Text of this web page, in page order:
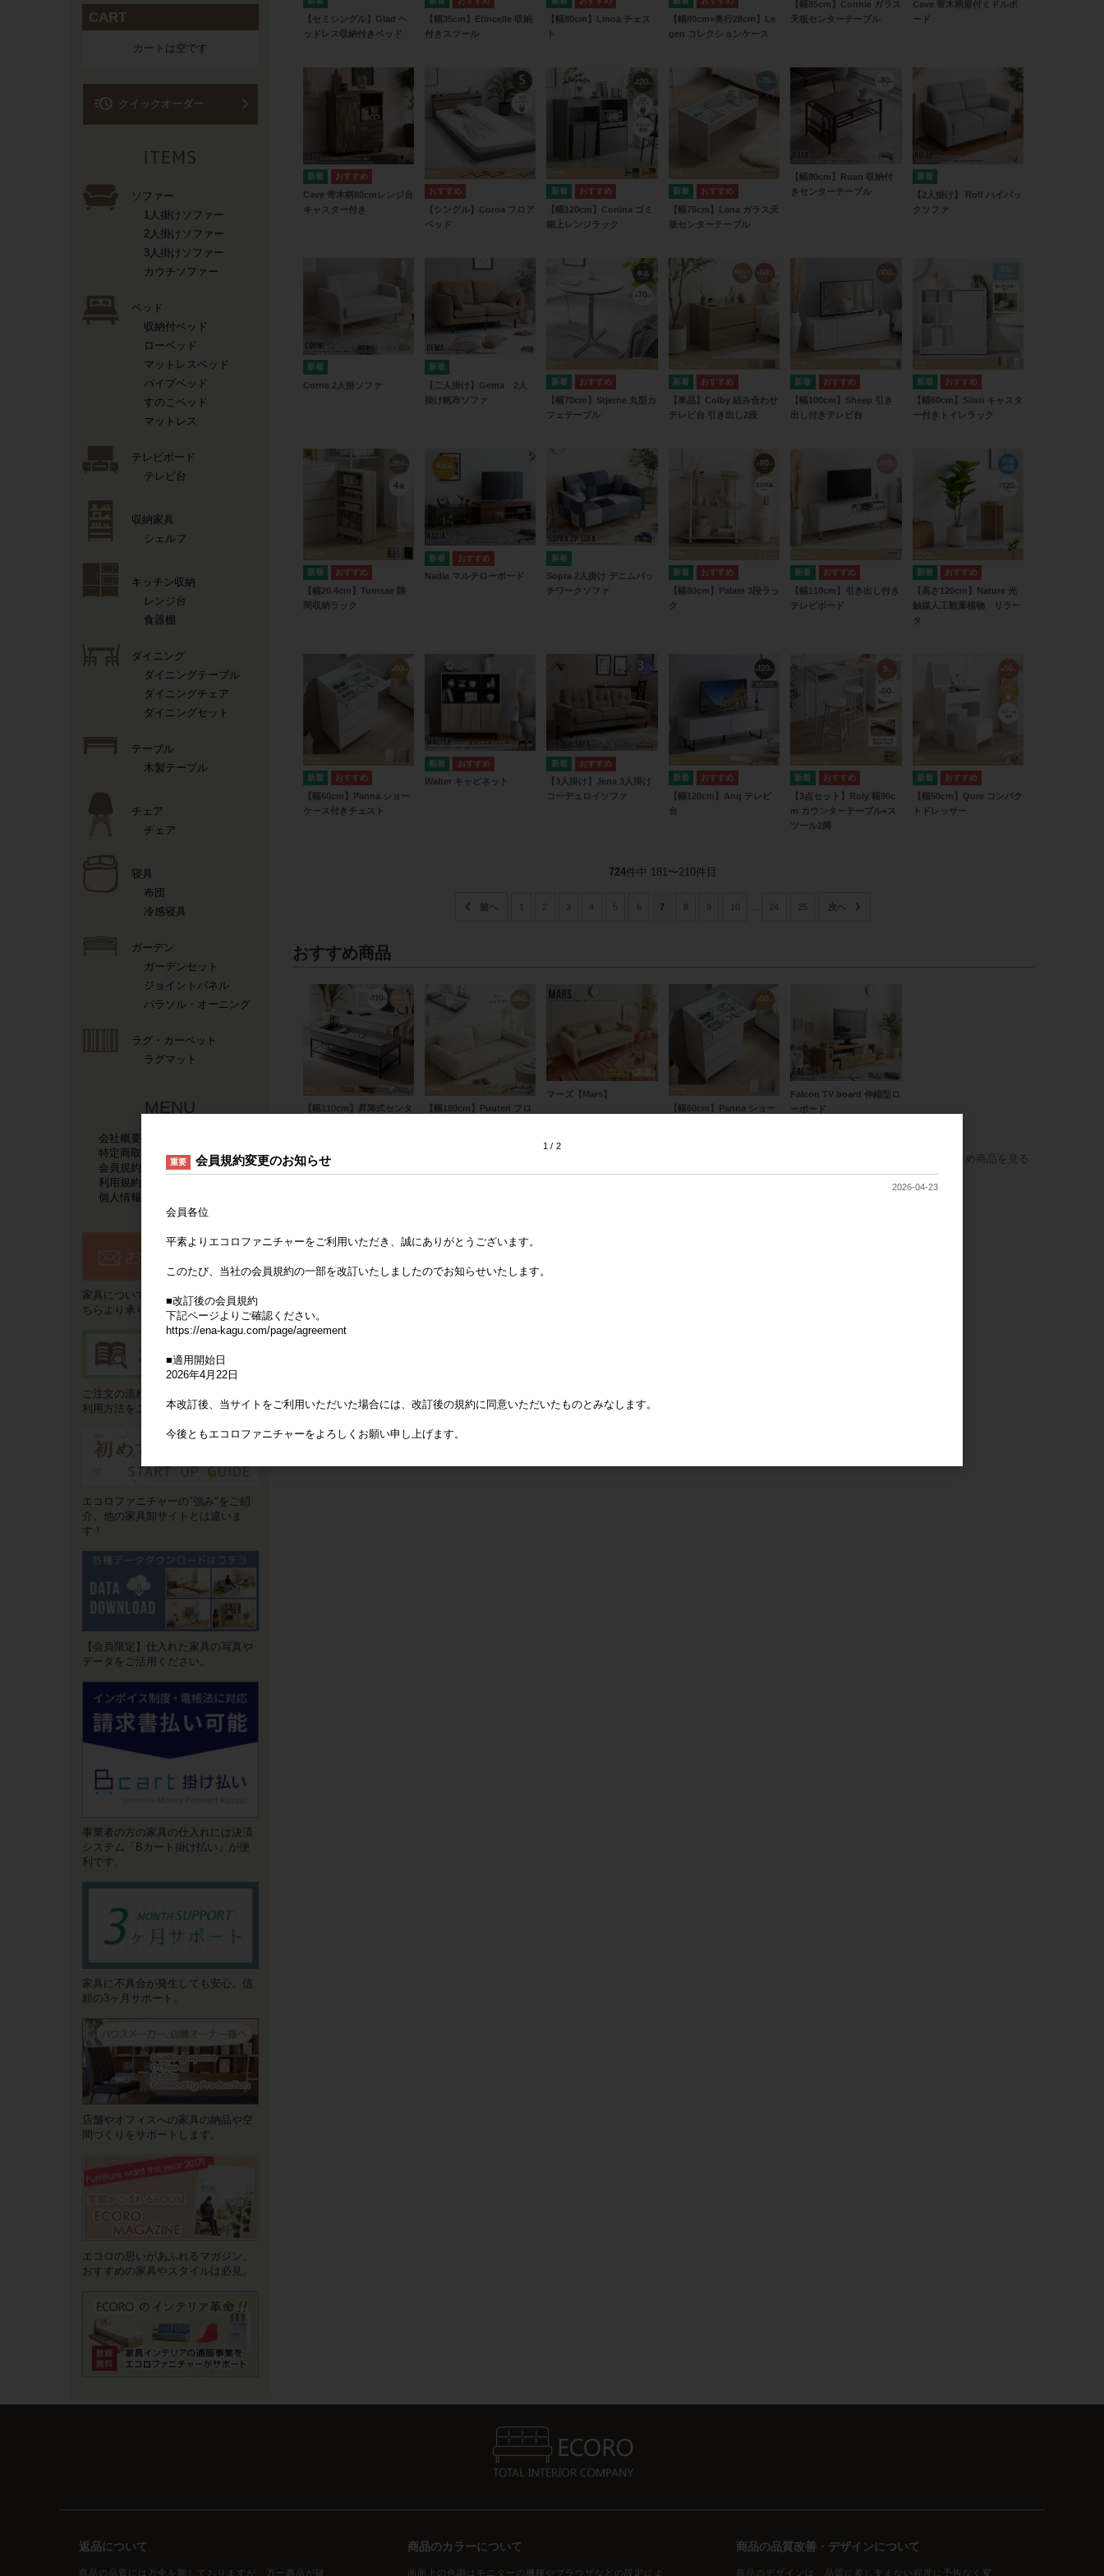
【セミシングル】Glad ヘ
ッドレス収納付きベッド
【幅35cm】Etincelle 収納
付きスツール
【幅80cm】Linoa チェス
ト
【幅80cm×奥行28cm】Le
gen コレクションケース
【幅85cm】Connie ガラス
天板センターテーブル
Cave 寄木柄扉付ミドルボ
ード
Cave 寄木柄80cmレンジ台
キャスター付き
【シングル】Coroa フロア
ベッド
【幅120cm】Conina ゴミ
箱上レンジラック
【幅75cm】Lana ガラス天
板センターテーブル
【幅80cm】Ruan 収納付
きセンターテーブル
【2人掛け】 Rolf ハイバッ
クソファ
Corne 2人掛ソファ
【二人掛け】Gema 2人
掛け帆布ソファ
【幅70cm】Stjerne 丸型カ
フェテーブル
【単品】Colby 組み合わせ
テレビ台 引き出し2段
【幅100cm】Sheep 引き
出し付きテレビ台
【幅60cm】Siisti キャスタ
ー付きトイレラック
【幅20.4cm】Tumsae 隙
間収納ラック
Nadia マルチローボード
Sopra 2人掛け デニムパッ
チワークソファ
【幅80cm】Palam 3段ラッ
ク
【幅110cm】引き出し付き
テレビボード
【高さ120cm】Nature 光
触媒人工観葉植物 リラー
タ
【幅60cm】Panna ショー
ケース付きチェスト
Walter キャビネット
【3人掛け】Jena 3人掛け
コーデュロイソファ
【幅120cm】Anq テレビ
台
【3点セット】Roly 幅90c
m カウンターテーブル+ス
ツール2脚
【幅50cm】Qure コンパク
トドレッサー
724件中 181〜210件目
1 2 3 4 5 6 7 8 9 10 24 25
おすすめ商品
【幅110cm】昇降式センタ
【幅180cm】Puuteri フロ
マーズ【Mars】
【幅60cm】Panna ショー
Falcon TV board 伸縮型ロ
ーボード
すべてのおすすめ商品を見る
CART
カートは空です
acute クイックオーダー
ソファー
1人掛けソファー
2人掛けソファー
3人掛けソファー
カウチソファー
ベッド
収納付ベッド
ローベッド
マットレスベッド
パイプベッド
すのこベッド
マットレス
テレビボード
テレビ台
収納家具
シェルフ
キッチン収納
レンジ台
食器棚
ダイニング
ダイニングテーブル
ダイニングチェア
ダイニングセット
テーブル
木製テーブル
チェア
チェア
寝具
布団
冷感寝具
ガーデン
ガーデンセット
ジョイントパネル
パラソル・オーニング
ラグ・カーペット
ラグマット
MENU
会社概要
特定商取引法に基づく表記
会員規約
利用規約
個人情報保護方針
家具についてのご要望やご質問はこ
ちらより承ります。
ご注文の流れやお支払い方法などご
利用方法をご説明いたします。
エコロファニチャーの"強み"をご紹
介。他の家具卸サイトとは違いま
す！
【会員限定】仕入れた家具の写真や
データをご活用ください。
事業者の方の家具の仕入れには決済
システム「Bカート掛け払い」が便
利です。
家具に不具合が発生しても安心。信
頼の3ヶ月サポート。
店舗やオフィスへの家具の納品や空
間づくりをサポートします。
エコロの思いがあふれるマガジン。
おすすめの家具やスタイルは必見。
返品について
商品の品質には万全を期しておりますが、万一商品が破
商品のカラーについて
画面上の色調はモニターの機種やブラウザなどの設定によ
商品の品質改善・デザインについて
商品のデザインは、品質に差し支えない程度に予告なく変
1 2
重要 会員規約変更のお知らせ
2026-04-23
会員各位
平素よりエコロファニチャーをご利用いただき、誠にありがとうございます。
このたび、当社の会員規約の一部を改訂いたしましたのでお知らせいたします。
■改訂後の会員規約
下記ページよりご確認ください。
https://ena-kagu.com/page/agreement
■適用開始日
2026年4月22日
本改訂後、当サイトをご利用いただいた場合には、改訂後の規約に同意いただいたものとみなします。
今後ともエコロファニチャーをよろしくお願い申し上げます。